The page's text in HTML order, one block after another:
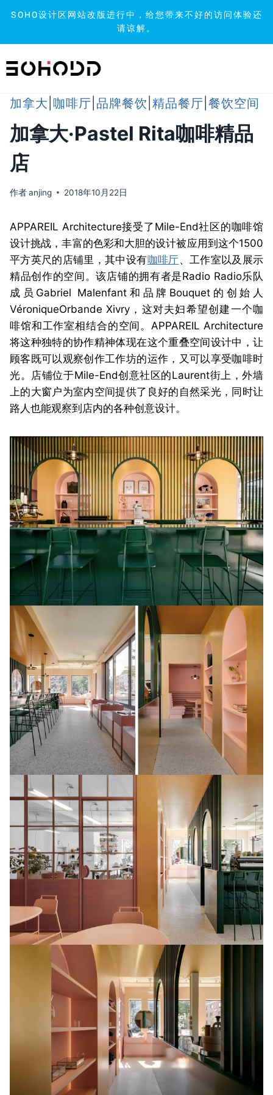
SOHO设计区网站改版进行中，给您带来不好的访问体验还
请谅解。
到
加拿大 咖啡厅 品牌餐饮 精品餐厅 餐饮空间
加拿大·Pastel Rita咖啡精品
店
作者anjing 2018年10月22日
APPAREIL Architecture接受了Mile-End社区的咖啡馆
设计挑战，丰富的色彩和大胆的设计被应用到这个1500
平方英尺的店铺里，其中设有咖啡厅、工作室以及展示
精品创作的空间。该店铺的拥有者是Radio Radio乐队
成员Gabriel Malenfant和品牌Bouquet的创始人
VéroniqueOrbande Xivry，这对夫妇希望创建一个咖
啡馆和工作室相结合的空间。APPAREIL Architecture
将这种独特的协作精神体现在这个重叠空间设计中，让
顾客既可以观察创作工作坊的运作，又可以享受咖啡时
光。店铺位于Mile-End创意社区的Laurent街上，外墙
上的大窗户为室内空间提供了良好的自然采光，同时让
路人也能观察到店内的各种创意设计。